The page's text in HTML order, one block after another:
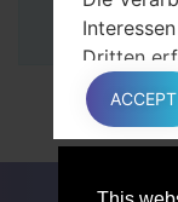
getrennt.
Dritten
In jedem
bei der
ACCEPT